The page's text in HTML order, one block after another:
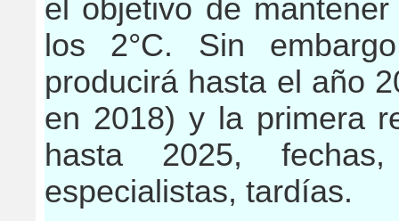
el objetivo de
los 2°C. Sin
producirá hasta el año
en 2018) y la primera
hasta 2025,
especialistas, tardías.